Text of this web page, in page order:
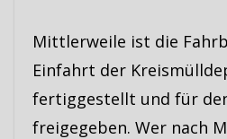
Mittlerweile ist die
Einfahrt der
fertiggestellt und für
freigegeben. Wer nach